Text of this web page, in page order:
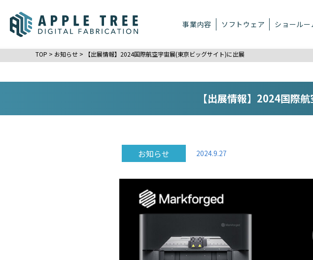
事業内容 ソフトウェア ショールー
TOP > お知らせ > 【出展情報】2024国際航空宇宙展(東京ビッグサイト)に出展
【出展情報】2024国際
お知らせ 2024.9.27